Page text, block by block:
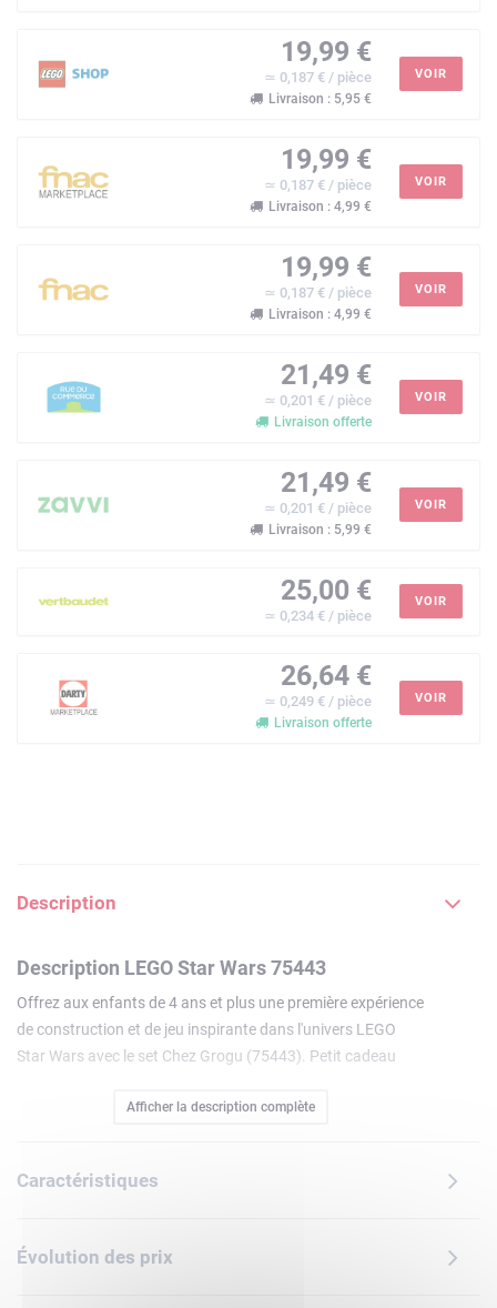
19,99 €
≃ 0,187 € / pièce
Livraison : 5,95 €
VOIR
19,99 €
≃ 0,187 € / pièce
Livraison : 4,99 €
VOIR
19,99 €
≃ 0,187 € / pièce
Livraison : 4,99 €
VOIR
21,49 €
≃ 0,201 € / pièce
Livraison offerte
VOIR
21,49 €
≃ 0,201 € / pièce
Livraison : 5,99 €
VOIR
25,00 €
≃ 0,234 € / pièce
VOIR
26,64 €
≃ 0,249 € / pièce
Livraison offerte
VOIR
Description
Description LEGO Star Wars 75443
Offrez aux enfants de 4 ans et plus une première expérience
de construction et de jeu inspirante dans l'univers LEGO
Star Wars avec le set Chez Grogu (75443). Petit cadeau
inclut une figurine articulée de Grogu, facile à construire,
catapulte. Recréez des scènes de Star Wars : The
une guimauve sur un bâton et 2 macarons bleus, dont l'un
peut tenir dans le ventre de Grogu.Les instructions simples
Afficher la description complète
Caractéristiques
Évolution des prix